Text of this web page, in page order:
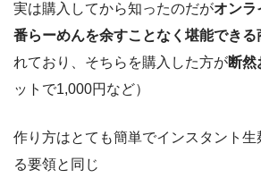
実は購入してから知ったのだがオンラ
番らーめんを余すことなく堪能でき
れており、そちらを購入した方が断然
ットで1,000円など）
作り方はとても簡単でインスタント
る要領と同じ